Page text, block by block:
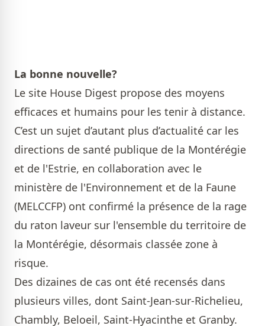
La bonne nouvelle?
Le site House Digest propose des moyens
efficaces et humains pour les tenir à distance.
C’est un sujet d’autant plus d’actualité car les
directions de santé publique de la Montérégie
et de l'Estrie, en collaboration avec le
ministère de l'Environnement et de la Faune
(MELCCFP) ont confirmé la présence de la rage
du raton laveur sur l'ensemble du territoire de
la Montérégie, désormais classée zone à
risque.
Des dizaines de cas ont été recensés dans
plusieurs villes, dont Saint-Jean-sur-Richelieu,
Chambly, Beloeil, Saint-Hyacinthe et Granby.